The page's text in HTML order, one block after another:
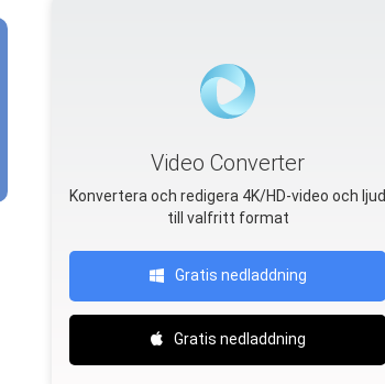
Video Converter
Konvertera och redigera 4K/HD-video och ljud
till valfritt format
Gratis nedladdning
Gratis nedladdning